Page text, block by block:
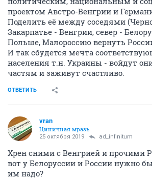
проектом Австро-Венгрии и
Поделить её между соседями
Закарпатье - Венгрии, север -
Польше, Малороссию вернуть
И так сбудется мечта
населения т.н. Украины - войдут
частям и заживут счастливо.
ОТВЕТИТЬ
vran
Циничная мразь
25 октября 2019 ad_infinitum
Хрен сними с Венгрией и прочими
вот у Белоруссии и России нужно
им надо?